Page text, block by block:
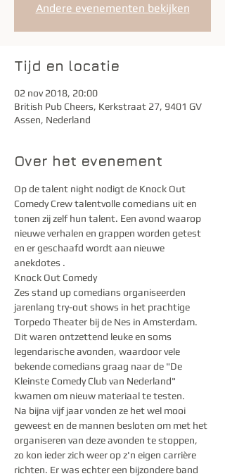
Andere evenementen bekijken
Tijd en locatie
02 nov 2018, 20:00
British Pub Cheers, Kerkstraat 27, 9401 GV
Assen, Nederland
Over het evenement
Op de talent night nodigt de Knock Out
Comedy Crew talentvolle comedians uit en
tonen zij zelf hun talent. Een avond waarop
nieuwe verhalen en grappen worden getest
en er geschaafd wordt aan nieuwe
anekdotes .
Zes stand up comedians organiseerden
jarenlang try-out shows in het prachtige
Torpedo Theater bij de Nes in Amsterdam.
Dit waren ontzettend leuke en soms
legendarische avonden, waardoor vele
bekende comedians graag naar de "De
Kleinste Comedy Club van Nederland"
Na bijna vijf jaar vonden ze het wel mooi
geweest en de mannen besloten om met het
organiseren van deze avonden te stoppen,
zo kon ieder zich weer op z'n eigen carrière
richten. Er was echter een bijzondere band